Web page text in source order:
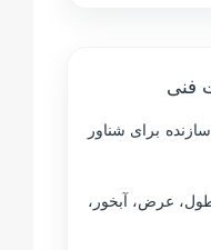
فنی
برای شناور
عرض، آبخور،